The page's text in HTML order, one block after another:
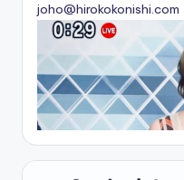
joho@hirokokonishi.com